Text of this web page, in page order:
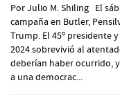
Por Julio M. Shiling El
campaña en Butler,
Trump. El 45º presidente
2024 sobrevivió al
deberían haber ocurrido,
a una democrac...